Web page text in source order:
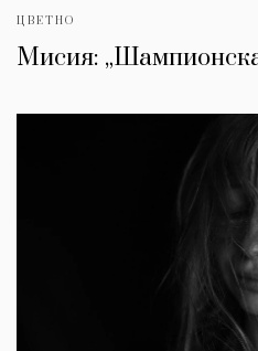
ЦВЕТНО
Мисия: